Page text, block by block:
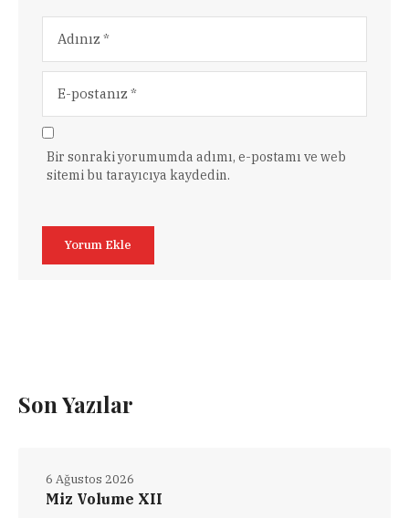
Bir sonraki yorumumda adımı, e-postamı ve web
sitemi bu tarayıcıya kaydedin.
Son Yazılar
Miz Volume XII
6 Ağustos 2026